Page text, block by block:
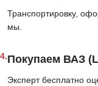
Транспортировку,
мы.
4.Покупаем ВАЗ
Эксперт бесплатно